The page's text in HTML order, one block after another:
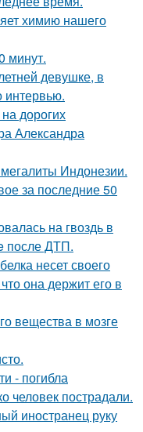
химию нашего
минут.
девушке, в
интервью.
дорогих
Александра
Индонезии.
за последние 50
на гвоздь в
после ДТП.
несет своего
она держит его в
вещества в мозге
- погибла
человек пострадали.
иностранец руку